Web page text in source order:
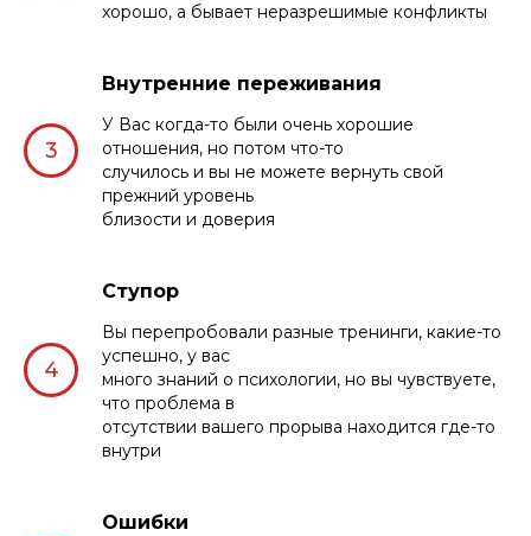
хорошо, а бывает неразрешимые конфликты
Внутренние переживания
У Вас когда-то были очень хорошие
отношения, но потом что-то
случилось и вы не можете вернуть свой
прежний уровень
близости и доверия
Ступор
Вы перепробовали разные тренинги, какие-то
успешно, у вас
много знаний о психологии, но вы чувствуете,
что проблема в
отсутствии вашего прорыва находится где-то
внутри
Ошибки